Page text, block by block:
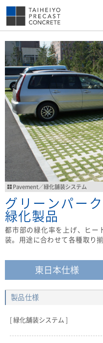
Pavement／緑化舗装システム
グリーンパー
緑化製品
都市部の緑化率を上げ、ヒー
装。用途に合わせて各種取り
東日本仕様
製品仕様
緑化舗装システム